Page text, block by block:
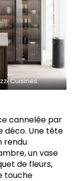
Cuisines
cannelée par
déco. Une tête
rendu
un vase
de fleurs,
touche